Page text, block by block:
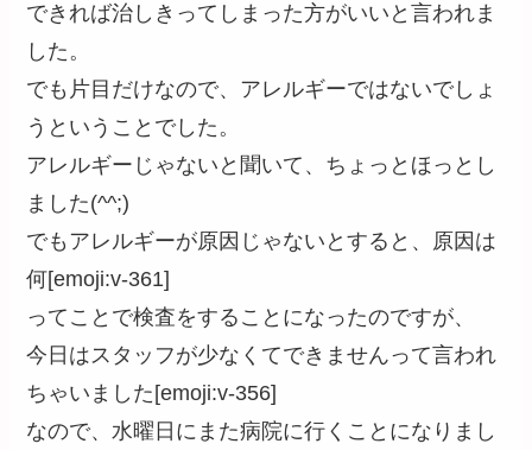
できれば治しきってしまった方がいいと言われま
した。
でも片目だけなので、アレルギーではないでしょ
うということでした。
アレルギーじゃないと聞いて、ちょっとほっとし
ました(^^;)
でもアレルギーが原因じゃないとすると、原因は
何[emoji:v-361]
ってことで検査をすることになったのですが、
今日はスタッフが少なくてできませんって言われ
ちゃいました[emoji:v-356]
なので、水曜日にまた病院に行くことになりまし